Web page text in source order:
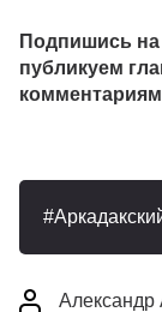
Подпишись
публикуем
Александр